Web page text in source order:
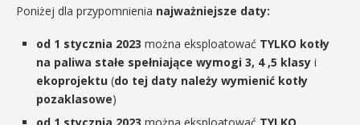
Poniżej dla przypomnienia najważniejsze daty:
od 1 stycznia 2023 można eksploatować TYLKO kotły
na paliwa stałe spełniające wymogi 3, 4 ,5 klasy i
ekoprojektu (do tej daty należy wymienić kotły
pozaklasowe)